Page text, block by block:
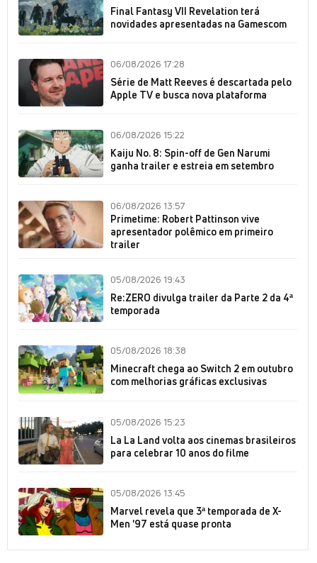
Final Fantasy VII Revelation terá
novidades apresentadas na Gamescom
06/08/2026 17:28
Série de Matt Reeves é descartada pelo
Apple TV e busca nova plataforma
06/08/2026 15:22
Kaiju No. 8: Spin-off de Gen Narumi
ganha trailer e estreia em setembro
06/08/2026 13:57
Primetime: Robert Pattinson vive
apresentador polêmico em primeiro
trailer
05/08/2026 19:43
Re:ZERO divulga trailer da Parte 2 da 4ª
temporada
05/08/2026 18:38
Minecraft chega ao Switch 2 em outubro
com melhorias gráficas exclusivas
05/08/2026 15:23
La La Land volta aos cinemas brasileiros
para celebrar 10 anos do filme
05/08/2026 13:45
Marvel revela que 3ª temporada de X-
Men '97 está quase pronta